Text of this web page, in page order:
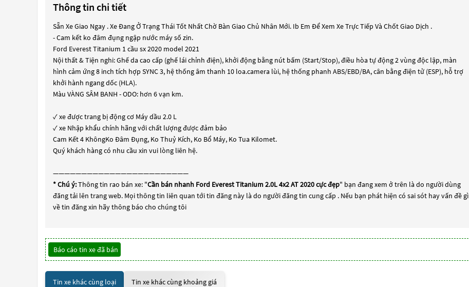
Thông tin chi tiết
Sẵn Xe Giao Ngay . Xe Đang Ở Trạng Thái Tốt Nhất Chờ Bàn Giao Chủ Nhân Mới. Ib Em Để Xem Xe Trực Tiếp Và Chốt Giao Dịch .
- Cam kết ko đâm đụng ngập nước máy số zin.
Ford Everest Titanium 1 cầu sx 2020 model 2021
Nội thất & Tiện nghi: Ghế da cao cấp (ghế lái chỉnh điện), khởi động bằng nút bấm (Start/Stop), điều hòa tự động 2 vùng độc lập, màn
hình cảm ứng 8 inch tích hợp SYNC 3, hệ thống âm thanh 10 loa.camera lùi, hệ thống phanh ABS/EBD/BA, cân bằng điện tử (ESP), hỗ trợ
khởi hành ngang dốc (HLA).
Màu VÀNG SÂM BANH - ODO: hơn 6 vạn km.
✓ xe được trang bị động cơ Máy dầu 2.0 L
✓ xe Nhập khẩu chính hãng với chất lượng được đảm bảo
Cam Kết 4 KhôngKo Đâm Đụng, Ko Thuỷ Kích, Ko Bổ Máy, Ko Tua Kilomet.
Quý khách hàng có nhu cầu xin vui lòng liên hệ.
————————————————————————
* Chú ý:Thông tin rao bán xe: "Cần bán nhanh Ford Everest Titanium 2.0L 4x2 AT 2020 cực đẹp" bạn đang xem ở trên là do người dùng
đăng tải lên trang web. Mọi thông tin liên quan tới tin đăng này là do người đăng tin cung cấp . Nếu bạn phát hiện có sai sót hay vấn đề gì
về tin đăng xin hãy thông báo cho chúng tôi
Báo cáo tin xe đã bán
Tin xe khác cùng loại Tin xe khác cùng khoảng giá